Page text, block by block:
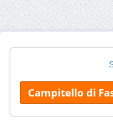
Campitello di